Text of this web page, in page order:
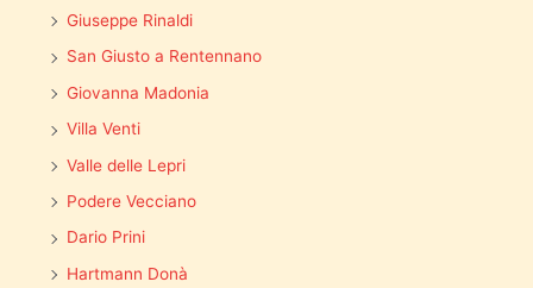
Giuseppe Rinaldi
San Giusto a Rentennano
Giovanna Madonia
Villa Venti
Valle delle Lepri
Podere Vecciano
Dario Prini
Hartmann Donà